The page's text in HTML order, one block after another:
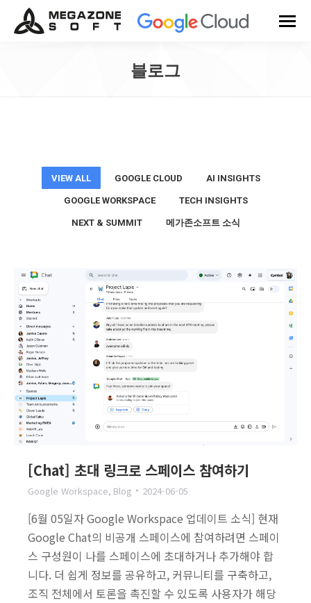
블로그
VIEW ALL GOOGLE CLOUD AI INSIGHTS
GOOGLE WORKSPACE TECH INSIGHTS
NEXT & SUMMIT 메가존소프트 소식
[Chat] 초대 링크로 스페이스 참여하기
Google Workspace, Blog 2024-06-05
[6월 05일자 Google Workspace 업데이트 소식] 현재
Google Chat의 비공개 스페이스에 참여하려면 스페이
스 구성원이 나를 스페이스에 초대하거나 추가해야 합
니다. 더 쉽게 정보를 공유하고, 커뮤니티를 구축하고,
조직 전체에서 토론을 촉진할 수 있도록 사용자가 해당